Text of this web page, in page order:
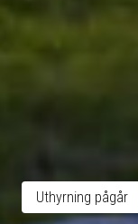
Uthyrning pågår